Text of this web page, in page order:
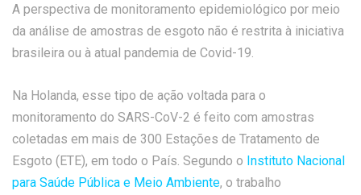
A perspectiva de monitoramento epidemiológico por meio
da análise de amostras de esgoto não é restrita à iniciativa
brasileira ou à atual pandemia de Covid-19.
Na Holanda, esse tipo de ação voltada para o
monitoramento do SARS-CoV-2 é feito com amostras
coletadas em mais de 300 Estações de Tratamento de
Esgoto (ETE), em todo o País. Segundo o Instituto Nacional
para Saúde Pública e Meio Ambiente, o trabalho